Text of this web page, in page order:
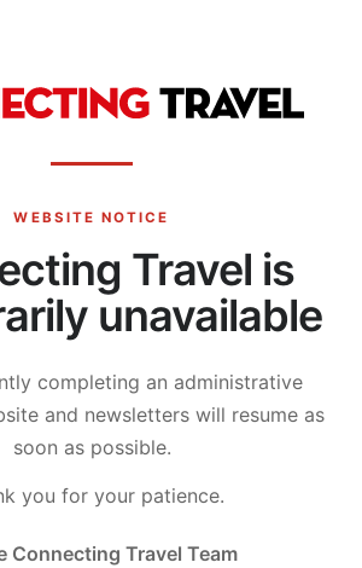
WEBSITE NOTICE
Travel is
unavailable
completing an administrative
and newsletters will resume as
soon as possible.
you for your patience.
Connecting Travel Team